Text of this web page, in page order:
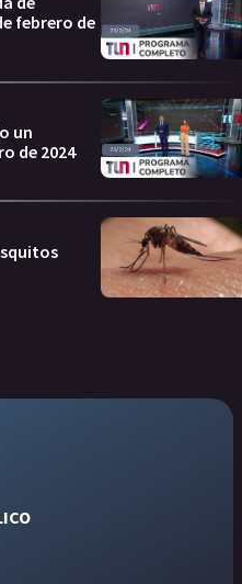
febrero de
un
de 2024